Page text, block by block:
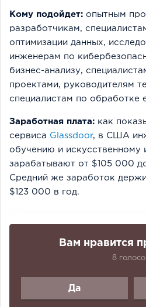
Кому подойдет: опытным
разработчикам,
оптимизации данных,
инженерам по
бизнес-анализу,
проектами, руководителям
специалистам по обработке
Заработная плата: как
сервиса Glassdoor, в США
обучению и искусственному
зарабатывают от $105 000
Средний же заработок
$123 000 в год.
Вам нравится
8
Да